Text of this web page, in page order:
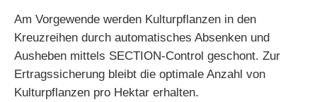
Am Vorgewende werden Kulturpflanzen in den
Kreuzreihen durch automatisches Absenken und
Ausheben mittels SECTION-Control geschont. Zur
Ertragssicherung bleibt die optimale Anzahl von
Kulturpflanzen pro Hektar erhalten.